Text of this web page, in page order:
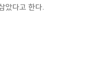
았다고 한다.